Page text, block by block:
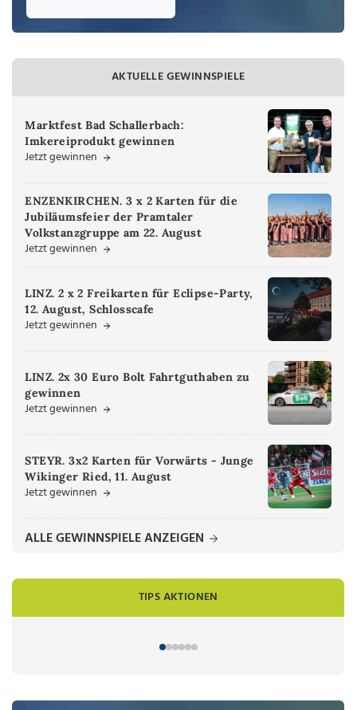
AKTUELLE GEWINNSPIELE
Marktfest Bad Schallerbach:
Imkereiprodukt gewinnen
Jetzt gewinnen
ENZENKIRCHEN. 3 x 2 Karten für die
Jubiläumsfeier der Pramtaler
Volkstanzgruppe am 22. August
Jetzt gewinnen
LINZ. 2 x 2 Freikarten für Eclipse-Party,
12. August, Schlosscafe
Jetzt gewinnen
LINZ. 2x 30 Euro Bolt Fahrtguthaben zu
gewinnen
Jetzt gewinnen
STEYR. 3x2 Karten für Vorwärts - Junge
Wikinger Ried, 11. August
Jetzt gewinnen
ALLE GEWINNSPIELE ANZEIGEN
TIPS AKTIONEN